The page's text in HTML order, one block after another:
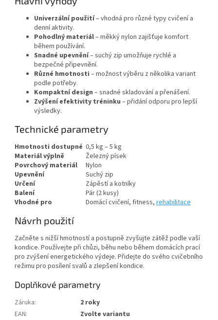
Univerzální použití– vhodná pro různé typy cvičení a
denní aktivity.
Pohodlný materiál– měkký nylon zajišťuje komfort
během používání.
Snadné upevnění– suchý zip umožňuje rychlé a
bezpečné připevnění.
Různé hmotnosti – možnost výběru z několika variant
podle potřeby.
Kompaktní design – snadné skladování a přenášení.
Zvýšení efektivity tréninku – přidání odporu pro lepší
výsledky.
Technické parametry
Hmotnosti dostupné 0,5 kg – 5 kg
Materiál výplně
Železný písek
Povrchový materiál
Nylon
Upevnění
Suchý zip
Určení
Zápěstí a kotníky
Balení
Pár (2 kusy)
Vhodné pro
Domácí cvičení, fitness, rehabilitace
Návrh použití
Začněte s nižší hmotností a postupně zvyšujte zátěž podle vaší
kondice. Používejte při chůzi, běhu nebo během domácích prací
pro zvýšení energetického výdeje. Přidejte do svého cvičebního
režimu pro posílení svalů a zlepšení kondice.
Doplňkové parametry
Záruka:
2 roky
EAN:
Zvolte variantu